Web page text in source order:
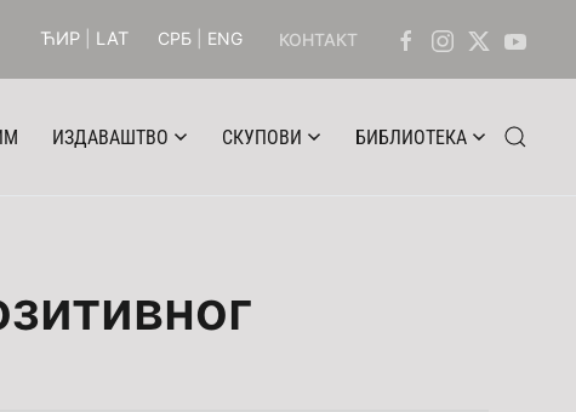
ЋИР LAT СРБ ENG КОНТАКТ
ИЗДАВАШТВО СКУПОВИ БИБЛИОТЕКА